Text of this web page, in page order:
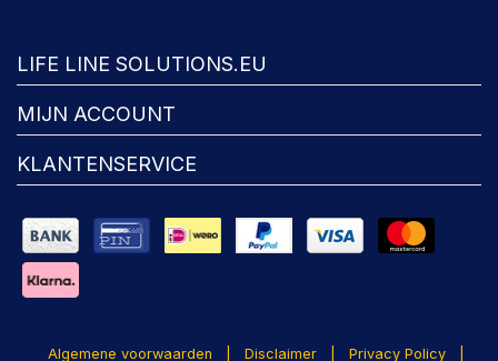
LIFE LINE SOLUTIONS.EU
MIJN ACCOUNT
KLANTENSERVICE
Algemene voorwaarden Disclaimer Privacy Policy